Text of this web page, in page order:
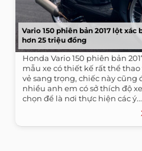
Vario 150 phiên bản 2017 lột xác
hơn 25 triệu đồng
Honda Vario 150 phiên bản
mẫu xe có thiết kế rất thể thao
vẻ sang trọng, chiếc này cũng
nhiều anh em có sở thích độ
chọn để là nơi thực hiện các ý...